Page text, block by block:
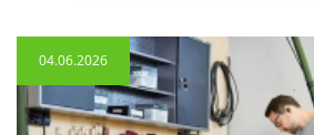
04.06.2026